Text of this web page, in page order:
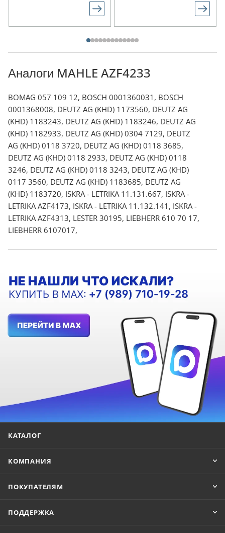
Аналоги MAHLE AZF4233
BOMAG 057 109 12, BOSCH 0001360031, BOSCH
0001368008, DEUTZ AG (KHD) 1173560, DEUTZ AG
(KHD) 1183243, DEUTZ AG (KHD) 1183246, DEUTZ AG
(KHD) 1182933, DEUTZ AG (KHD) 0304 7129, DEUTZ
AG (KHD) 0118 3720, DEUTZ AG (KHD) 0118 3685,
DEUTZ AG (KHD) 0118 2933, DEUTZ AG (KHD) 0118
3246, DEUTZ AG (KHD) 0118 3243, DEUTZ AG (KHD)
0117 3560, DEUTZ AG (KHD) 1183685, DEUTZ AG
(KHD) 1183720, ISKRA - LETRIKA 11.131.667, ISKRA -
LETRIKA AZF4173, ISKRA - LETRIKA 11.132.141, ISKRA -
LETRIKA AZF4313, LESTER 30195, LIEBHERR 610 70 17,
LIEBHERR 6107017,
КАТАЛОГ
КОМПАНИЯ
ПОКУПАТЕЛЯМ
ПОДДЕРЖКА